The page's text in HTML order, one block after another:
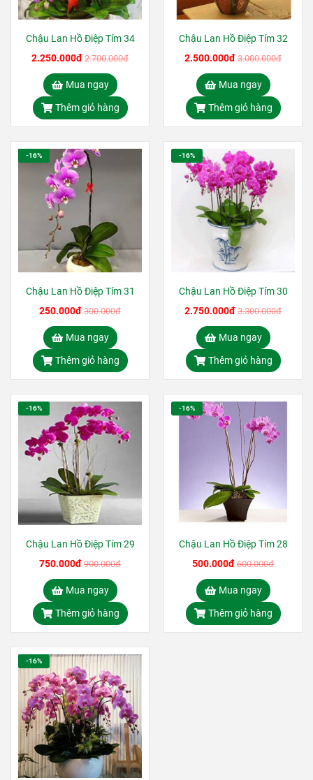
Chậu Lan Hồ Điệp Tím 34
2.250.000đ 2.700.000đ
Mua ngay
Thêm giỏ hàng
Chậu Lan Hồ Điệp Tím 32
2.500.000đ 3.000.000đ
Mua ngay
Thêm giỏ hàng
Chậu Lan Hồ Điệp Tím 31
250.000đ 300.000đ
-16%
Mua ngay
Thêm giỏ hàng
Chậu Lan Hồ Điệp Tím 30
2.750.000đ 3.300.000đ
-16%
Mua ngay
Thêm giỏ hàng
Chậu Lan Hồ Điệp Tím 29
750.000đ 900.000đ
-16%
Mua ngay
Thêm giỏ hàng
Chậu Lan Hồ Điệp Tím 28
500.000đ 600.000đ
-16%
Mua ngay
Thêm giỏ hàng
-16%